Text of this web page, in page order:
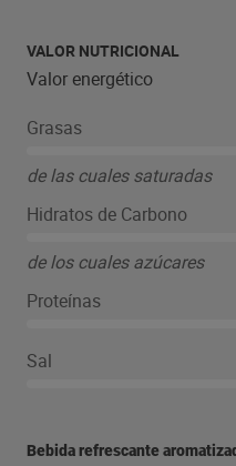
VALOR NUTRICIONAL
Valor energético
Grasas
de las cuales saturadas
Hidratos de Carbono
de los cuales azúcares
Proteínas
Sal
Bebida refrescante